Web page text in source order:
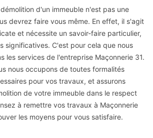
d'un immeuble n'est pas une
devrez faire vous même. En effet, il s'agit
et nécessite un savoir-faire particulier,
significatives. C'est pour cela que nous
les services de l'entreprise Maçonnerie 31.
nous occupons de toutes formalités
pour vos travaux, et assurons
de votre immeuble dans le respect
à remettre vos travaux à Maçonnerie
les moyens pour vous satisfaire.